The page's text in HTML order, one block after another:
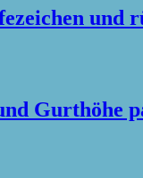
und
Gurthöhe